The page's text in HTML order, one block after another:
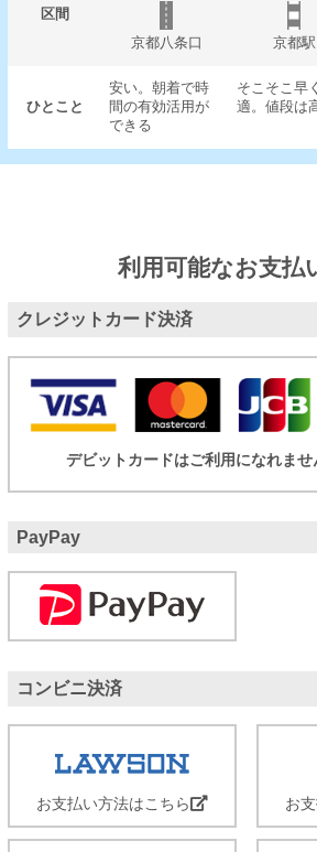
区間
京都八条口
京都駅
ひとこと
安い。朝着で時
間の有効活用が
できる
そこそこ早
適。値段は
利用可能なお支払
クレジットカード決済
デビットカードはご利用になれませ
PayPay
コンビニ決済
お支払い方法はこちら お